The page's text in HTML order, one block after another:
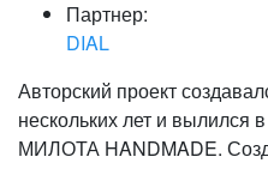
Партнер:
DIAL
Авторский проект
нескольких лет и вылился
МИЛОТА HANDMADE.